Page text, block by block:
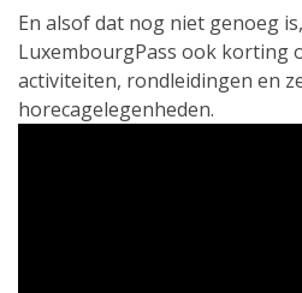
En alsof dat nog niet genoeg
LuxembourgPass ook korting
activiteiten, rondleidingen en
horecagelegenheden.